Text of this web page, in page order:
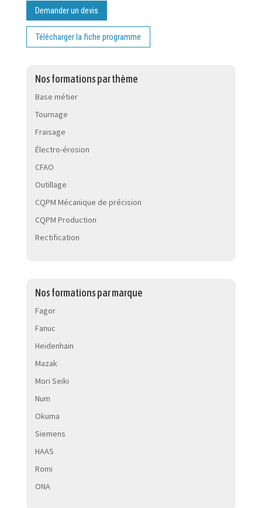
Demander un devis
Télécharger la fiche programme
Nos formations par thème
Base métier
Tournage
Fraisage
Électro-érosion
CFAO
Outillage
CQPM Mécanique de précision
CQPM Production
Rectification
Nos formations par marque
Fagor
Fanuc
Heidenhain
Mazak
Mori Seiki
Num
Okuma
Siemens
HAAS
Romi
ONA